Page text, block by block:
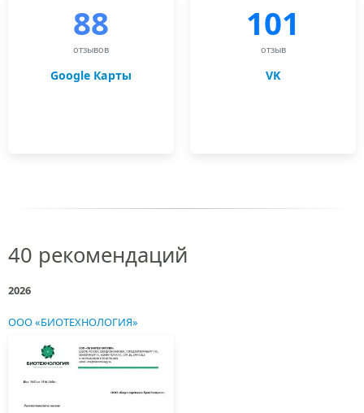
88
отзывов
Google Карты
101
отзыв
VK
40 рекомендаций
2026
ООО «БИОТЕХНОЛОГИЯ»